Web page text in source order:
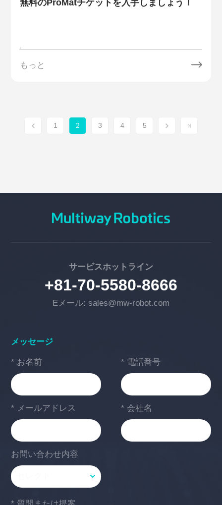
無料のProMatチケットを入手しましょう！
もっと
1 2 3 4 5
サービスホットライン
+81-70-5580-8666
Eメール: sales@mw-robot.com
メッセージ
* お名前 * 電話番号
* メールアドレス * 会社名
お問い合わせ内容